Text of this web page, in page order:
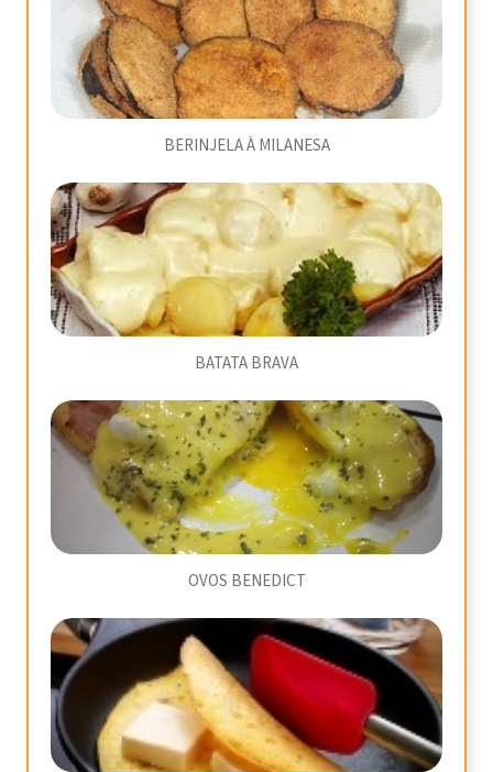
BERINJELA À MILANESA
BATATA BRAVA
OVOS BENEDICT